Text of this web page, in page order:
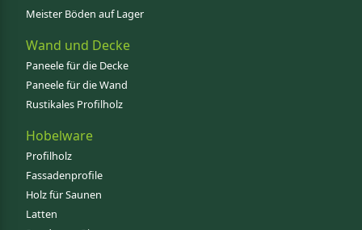
Meister Böden auf Lager
Wand und Decke
Paneele für die Decke
Paneele für die Wand
Rustikales Profilholz
Hobelware
Profilholz
Fassadenprofile
Holz für Saunen
Latten